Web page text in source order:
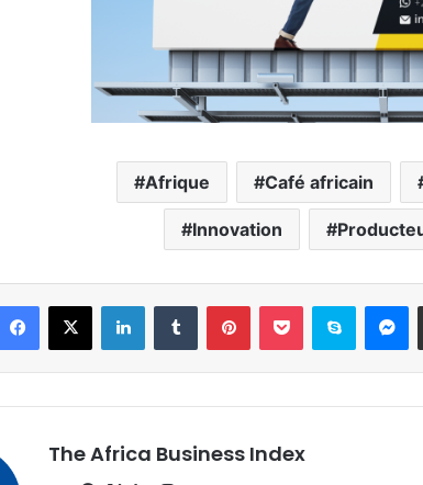
Afrique Café africain
Innovation
Facebook
X LinkedinTumblr PinterestPocket Skype
The Africa Business Index